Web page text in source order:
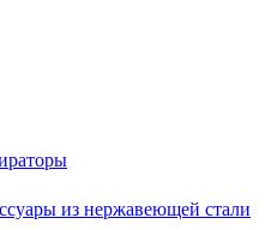
из нержавеющей стали